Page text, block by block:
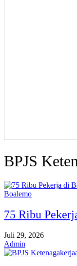
BPJS
Boalemo
75 Ribu
Juli 29, 2026
Admin